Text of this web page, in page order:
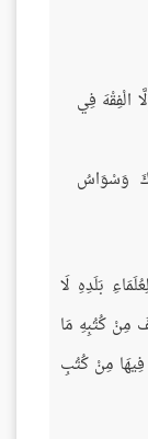
الْفِقْهَ فِي
وَسْوَاسُ
بَلَدِهِ لَا
مِنْ كُتُبِهِ مَا
مِنْ كُتُبِ